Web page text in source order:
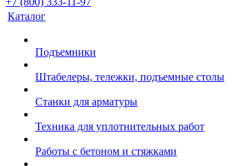
Каталог
Подъемники
Штабелеры, тележки, подъемные столы
Станки для арматуры
Техника для уплотнительных работ
Работы с бетоном и стяжками